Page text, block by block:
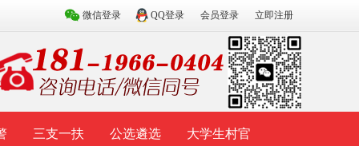
微信登录 QQ登录 会员登录 立即注册
三支一扶 公选遴选 大学生村官